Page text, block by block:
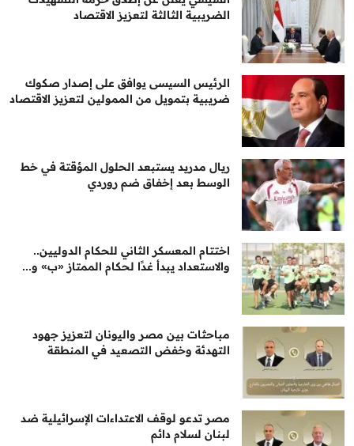
الضريبية الثالثة لتعزيز الاقتصاد
الرئيس السيسى يوافق على إصدار صكوك
ضريبية بتمويل من الممولين لتعزيز الاقتصاد
ريال مدريد يستبعد الحلول المؤقتة في خط
الوسط بعد إخفاق ضم روردي
اختتام المعسكر الثاني للحكام الدوليين..
والاستعداد يبدأ غدًا لحكام الممتاز «ب» و...
مباحثات بين مصر واليونان لتعزيز جهود
التهدئة وخفض التصعيد في المنطقة
مصر تدعو لوقف الاعتداءات الإسرائيلية ضد
لبنان لسلام دائم